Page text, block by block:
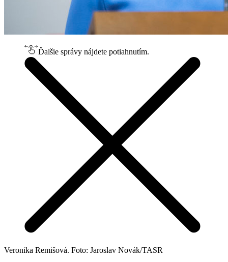
Ďalšie správy nájdete potiahnutím.
Veronika Remišová. Foto: Jaroslav Novák/TASR